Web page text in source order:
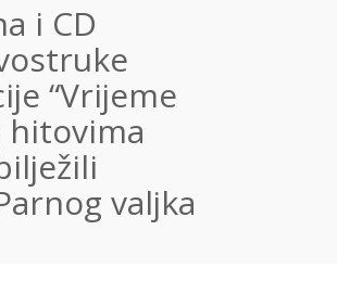
i CD
“Vrijeme
hitovima
valjka